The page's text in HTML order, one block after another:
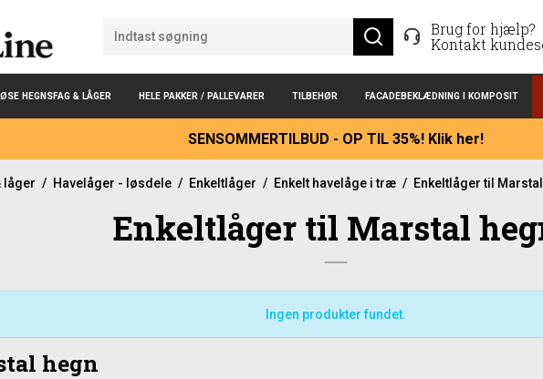
Brug for hjælp?
Kontakt
HEGNSFAG & LÅGER HELE PAKKER / PALLEVARER TILBEHØR FACADEBEKLÆDNING I KOMPOSIT
SENSOMMERTILBUD - OP TIL 35%! Klik her!
låger / Havelåger - løsdele / Enkeltlåger / Enkelt havelåge i træ / Enkeltlåger til
Enkeltlåger til Marstal
Ingen produkter fundet.
hegn